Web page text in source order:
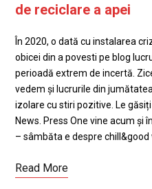
de reciclare a apei
În 2020, o dată cu instalarea
obicei din a povesti pe blog
perioadă extrem de incertă.
vedem și lucrurile din
izolare cu stiri pozitive. Le
News. Press One vine acum și
– sâmbăta e despre chill&good
Read More